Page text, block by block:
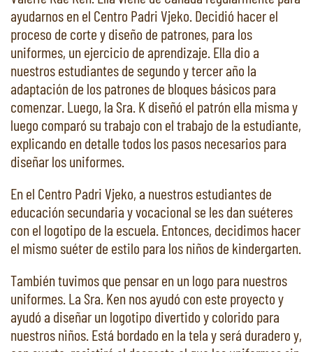
ayudarnos en el Centro Padri Vjeko. Decidió hacer el
proceso de corte y diseño de patrones, para los
uniformes, un ejercicio de aprendizaje. Ella dio a
nuestros estudiantes de segundo y tercer año la
adaptación de los patrones de bloques básicos para
comenzar. Luego, la Sra. K diseñó el patrón ella misma y
luego comparó su trabajo con el trabajo de la estudiante,
explicando en detalle todos los pasos necesarios para
diseñar los uniformes.
En el Centro Padri Vjeko, a nuestros estudiantes de
educación secundaria y vocacional se les dan suéteres
con el logotipo de la escuela. Entonces, decidimos hacer
el mismo suéter de estilo para los niños de kindergarten.
También tuvimos que pensar en un logo para nuestros
uniformes. La Sra. Ken nos ayudó con este proyecto y
ayudó a diseñar un logotipo divertido y colorido para
nuestros niños. Está bordado en la tela y será duradero y,